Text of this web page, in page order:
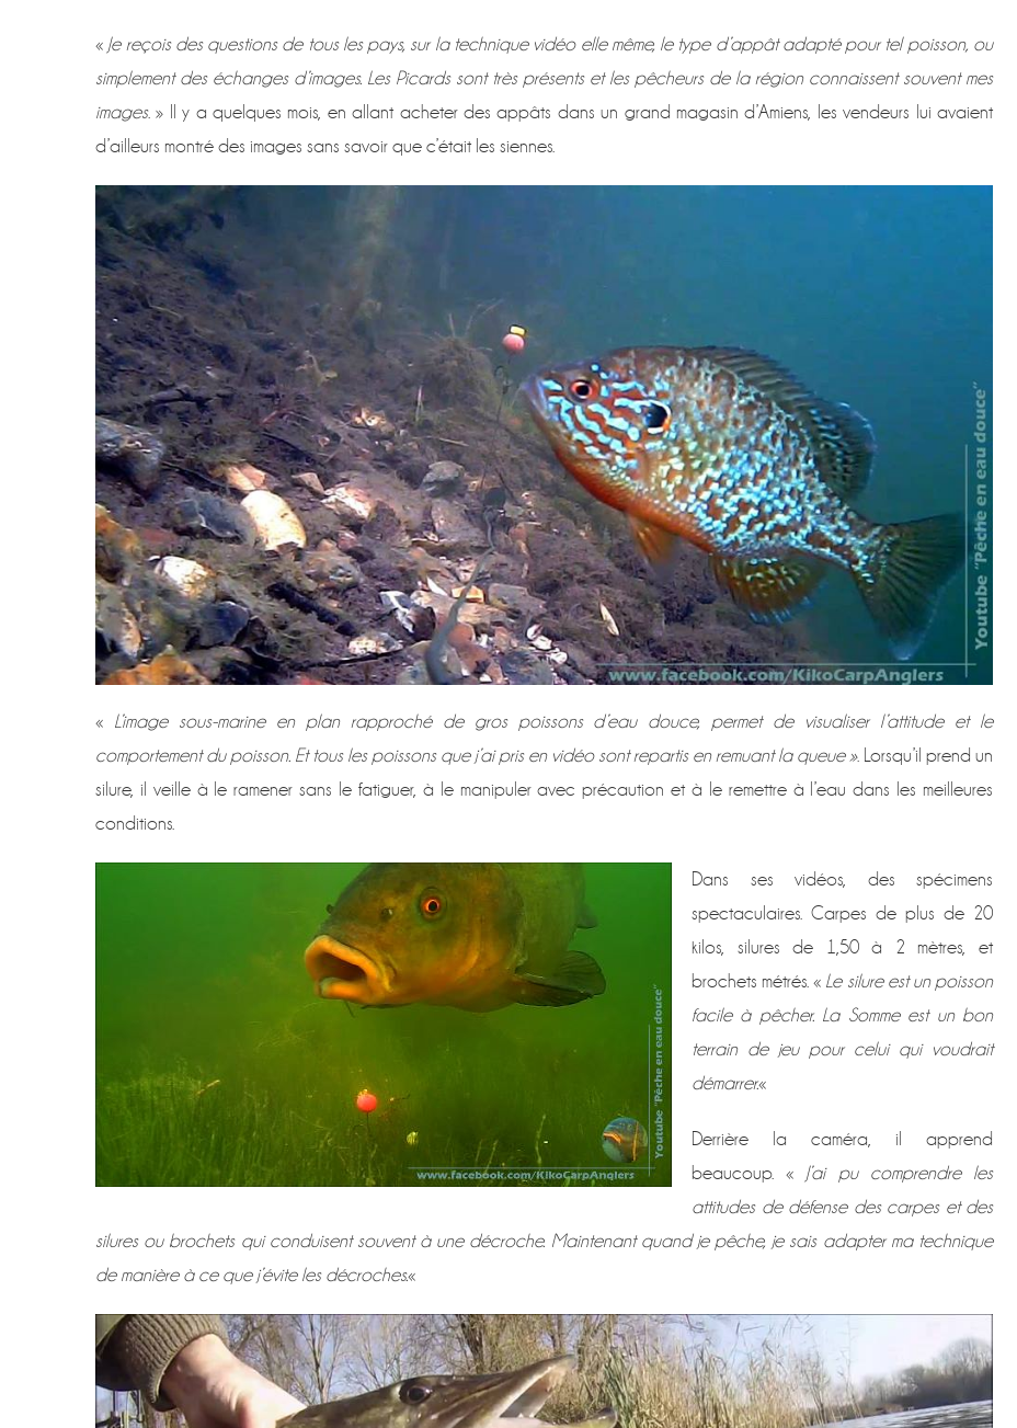
« Je reçois des questions de tous les pays, sur la technique vidéo elle même, le type d’appât adapté pour tel poisson, ou
simplement des échanges d’images. Les Picards sont très présents et les pêcheurs de la région connaissent souvent mes
images. » Il y a quelques mois, en allant acheter des appâts dans un grand magasin d’Amiens, les vendeurs lui avaient
d’ailleurs montré des images sans savoir que c’était les siennes.
« L’image sous-marine en plan rapproché de gros poissons d’eau douce, permet de visualiser l’attitude et le
comportement du poisson. Et tous les poissons que j’ai pris en vidéo sont repartis en remuant la queue ». Lorsqu’il prend un
silure, il veille à le ramener sans le fatiguer, à le manipuler avec précaution et à le remettre à l’eau dans les meilleures
conditions.
Dans ses vidéos, des spécimens
spectaculaires. Carpes de plus de 20
kilos, silures de 1,50 à 2 mètres, et
brochets métrés. « Le silure est un poisson
facile à pêcher. La Somme est un bon
terrain de jeu pour celui qui voudrait
démarrer.«
Derrière la caméra, il apprend
beaucoup. « J’ai pu comprendre les
attitudes de défense des carpes et des
silures ou brochets qui conduisent souvent à une décroche. Maintenant quand je pêche, je sais adapter ma technique
de manière à ce que j’évite les décroches.«